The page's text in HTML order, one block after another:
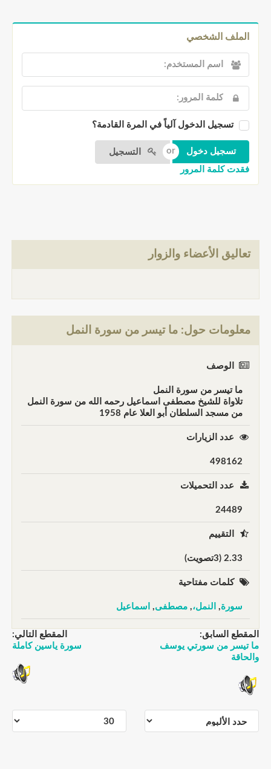
الملف الشخصي
تسجيل الدخول آلياً في المرة القادمة؟
التسجيل
فقدت كلمة المرور
تعاليق الأعضاء والزوار
معلومات حول: ما تيسر من سورة النمل
الوصف
ما تيسر من سورة النمل
تلاواة للشيخ مصطفى اسماعيل رحمه الله من سورة النمل
من مسجد السلطان أبو العلا عام 1958
عدد الزيارات
498162
عدد التحميلات
24489
التقييم
2.33 (3تصويت)
كلمات مفتاحية
سورة, النمل،, مصطفى, اسماعيل
المقطع السابق:
ما تيسر من سورتي يوسف
والحاقة
المقطع التالي:
سورة ياسين كاملة